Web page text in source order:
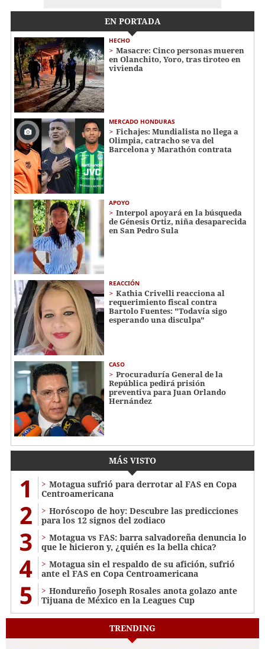
EN PORTADA
HECHO
Masacre: Cinco personas mueren
en Olanchito, Yoro, tras tiroteo en
vivienda
MERCADO HONDURAS
Fichajes: Mundialista no llega a
Olimpia, catracho se va del
Barcelona y Marathón contrata
APOYO
Interpol apoyará en la búsqueda
de Génesis Ortiz, niña desaparecida
en San Pedro Sula
REACCIÓN
Kathia Crivelli reacciona al
requerimiento fiscal contra
Bartolo Fuentes: "Todavía sigo
esperando una disculpa"
CASO
Procuraduría General de la
República pedirá prisión
preventiva para Juan Orlando
Hernández
MÁS VISTO
1
Motagua sufrió para derrotar al FAS en Copa
Centroamericana
2
Horóscopo de hoy: Descubre las predicciones
para los 12 signos del zodiaco
3
Motagua vs FAS: barra salvadoreña denuncia lo
que le hicieron y, ¿quién es la bella chica?
4
Motagua sin el respaldo de su afición, sufrió
ante el FAS en Copa Centroamericana
5
Hondureño Joseph Rosales anota golazo ante
Tijuana de México en la Leagues Cup
TRENDING